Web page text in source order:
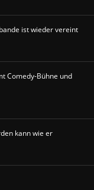
ist wieder vereint
Comedy-Bühne und
kann wie er